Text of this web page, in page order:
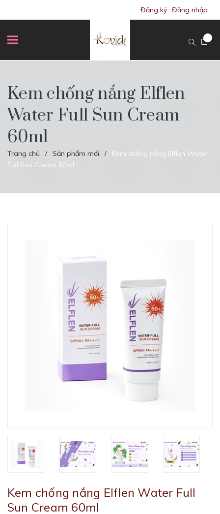
Đăng ký Đăng nhập
Kem chống nắng Elflen
Water Full Sun Cream
60ml
Trang chủ / Sản phẩm mới /
Kem chống nắng Elflen Water
Full Sun Cream 60ml
Kem chống nắng Elflen Water Full
Sun Cream 60ml